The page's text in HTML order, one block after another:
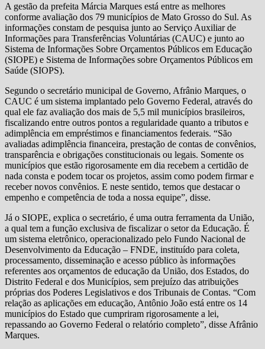
A gestão da prefeita Márcia Marques está entre as melhores
conforme avaliação dos 79 municípios de Mato Grosso do Sul. As
informações constam de pesquisa junto ao Serviço Auxiliar de
Informações para Transferências Voluntárias (CAUC) e junto ao
Sistema de Informações Sobre Orçamentos Públicos em Educação
(SIOPE) e Sistema de Informações sobre Orçamentos Públicos em
Saúde (SIOPS).
Segundo o secretário municipal de Governo, Afrânio Marques, o
CAUC é um sistema implantado pelo Governo Federal, através do
qual ele faz avaliação dos mais de 5,5 mil municípios brasileiros,
fiscalizando entre outros pontos a regularidade quanto a tributos e
adimplência em empréstimos e financiamentos federais. “São
avaliadas adimplência financeira, prestação de contas de convênios,
transparência e obrigações constitucionais ou legais. Somente os
municípios que estão rigorosamente em dia recebem a certidão de
nada consta e podem tocar os projetos, assim como podem firmar e
receber novos convênios. E neste sentido, temos que destacar o
empenho e competência de toda a nossa equipe”, disse.
Já o SIOPE, explica o secretário, é uma outra ferramenta da União,
a qual tem a função exclusiva de fiscalizar o setor da Educação. É
um sistema eletrônico, operacionalizado pelo Fundo Nacional de
Desenvolvimento da Educação – FNDE, instituído para coleta,
processamento, disseminação e acesso público às informações
referentes aos orçamentos de educação da União, dos Estados, do
Distrito Federal e dos Municípios, sem prejuízo das atribuições
próprias dos Poderes Legislativos e dos Tribunais de Contas. “Com
relação as aplicações em educação, Antônio João está entre os 14
municípios do Estado que cumpriram rigorosamente a lei,
repassando ao Governo Federal o relatório completo”, disse Afrânio
Marques.